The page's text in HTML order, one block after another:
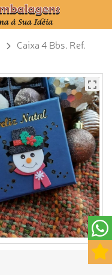
Caixa 4 Bbs. Ref.